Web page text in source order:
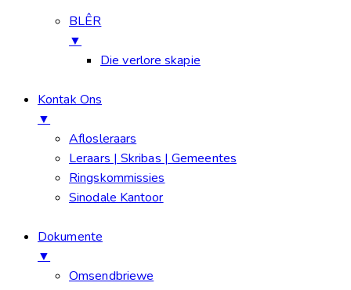
BLÊR
▼
Die verlore skapie
Kontak Ons
▼
Aflosleraars
Leraars | Skribas | Gemeentes
Ringskommissies
Sinodale Kantoor
Dokumente
▼
Omsendbriewe